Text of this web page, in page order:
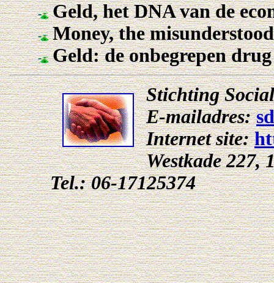
Geld, het DNA van de
Money, the
Geld: de onbegrepen
Stichting
E-mailadres:
Internet site:
Westkade 227,
Tel.: 06-17125374